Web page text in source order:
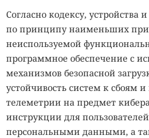
Согласно кодексу,
по принципу наименьших
неиспользуемой
программное обеспечение с
механизмов безопасной
устойчивость систем к сбоям
телеметрии на предмет
инструкции для
персональными данными, а